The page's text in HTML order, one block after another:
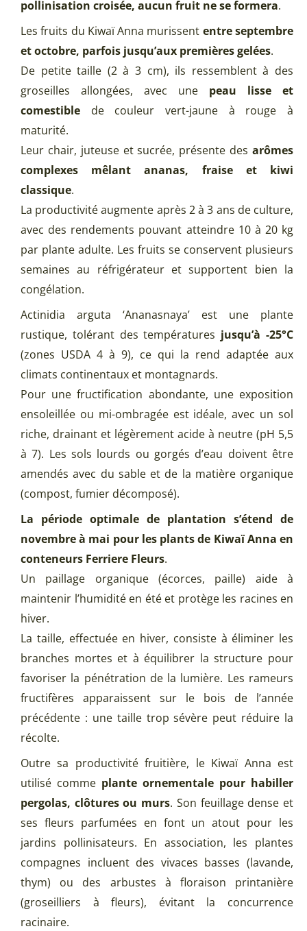
pollinisation croisée, aucun fruit ne se formera.
Les fruits du Kiwaï Anna murissent entre septembre
et octobre, parfois jusqu’aux premières gelées.
De petite taille (2 à 3 cm), ils ressemblent à des
groseilles allongées, avec une peau lisse et
comestible de couleur vert-jaune à rouge à
maturité.
Leur chair, juteuse et sucrée, présente des arômes
complexes mêlant ananas, fraise et kiwi
classique.
La productivité augmente après 2 à 3 ans de culture,
avec des rendements pouvant atteindre 10 à 20 kg
par plante adulte. Les fruits se conservent plusieurs
semaines au réfrigérateur et supportent bien la
congélation.
Actinidia arguta ‘Ananasnaya’ est une plante
rustique, tolérant des températures jusqu’à -25°C
(zones USDA 4 à 9), ce qui la rend adaptée aux
climats continentaux et montagnards.
Pour une fructification abondante, une exposition
ensoleillée ou mi-ombragée est idéale, avec un sol
riche, drainant et légèrement acide à neutre (pH 5,5
à 7). Les sols lourds ou gorgés d’eau doivent être
amendés avec du sable et de la matière organique
(compost, fumier décomposé).
La période optimale de plantation s’étend de
novembre à mai pour les plants de Kiwaï Anna en
conteneurs Ferriere Fleurs.
Un paillage organique (écorces, paille) aide à
maintenir l’humidité en été et protège les racines en
hiver.
La taille, effectuée en hiver, consiste à éliminer les
branches mortes et à équilibrer la structure pour
favoriser la pénétration de la lumière. Les rameurs
fructifères apparaissent sur le bois de l’année
précédente : une taille trop sévère peut réduire la
récolte.
Outre sa productivité fruitière, le Kiwaï Anna est
utilisé comme plante ornementale pour habiller
pergolas, clôtures ou murs. Son feuillage dense et
ses fleurs parfumées en font un atout pour les
jardins pollinisateurs. En association, les plantes
compagnes incluent des vivaces basses (lavande,
thym) ou des arbustes à floraison printanière
(groseilliers à fleurs), évitant la concurrence
racinaire.